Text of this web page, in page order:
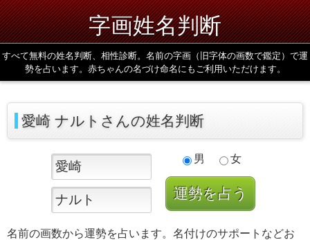
字画姓名判断
すべて無料の姓名判断、相性診断。名前の字画（旧字体の画数で鑑定）で運
勢を占います。赤ちゃんの名づけ命名にもご利用いただけます。
愛崎 ナルトさんの姓名判断
男 女
名前の画数から運勢を占います。名付けのサポートなどお